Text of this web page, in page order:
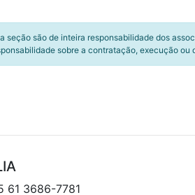
são de inteira responsabilidade dos
sobre a contratação, execução
61 3686-7781